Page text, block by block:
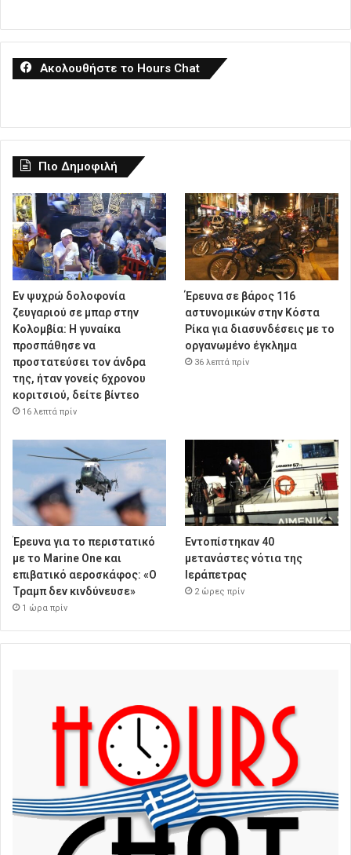
Ακολουθήστε το Hours Chat
Πιο Δημοφιλή
Εν ψυχρώ δολοφονία
ζευγαριού σε μπαρ στην
Κολομβία: Η γυναίκα
προσπάθησε να
προστατεύσει τον άνδρα
της, ήταν γονείς 6χρονου
κοριτσιού, δείτε βίντεο
16 λεπτά πρίν
Έρευνα σε βάρος 116
αστυνομικών στην Κόστα
Ρίκα για διασυνδέσεις με το
οργανωμένο έγκλημα
36 λεπτά πρίν
Έρευνα για το περιστατικό
με το Marine One και
επιβατικό αεροσκάφος: «Ο
Τραμπ δεν κινδύνευσε»
1 ώρα πρίν
Εντοπίστηκαν 40
μετανάστες νότια της
Ιεράπετρας
2 ώρες πρίν